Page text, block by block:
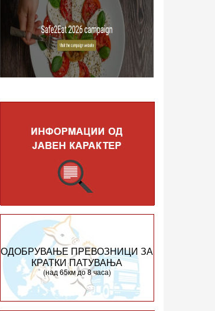
ОДОБРУВАЊЕ ПРЕВОЗНИЦИ ЗА
КРАТКИ ПАТУВАЊА
(над 65км до 8 часа)